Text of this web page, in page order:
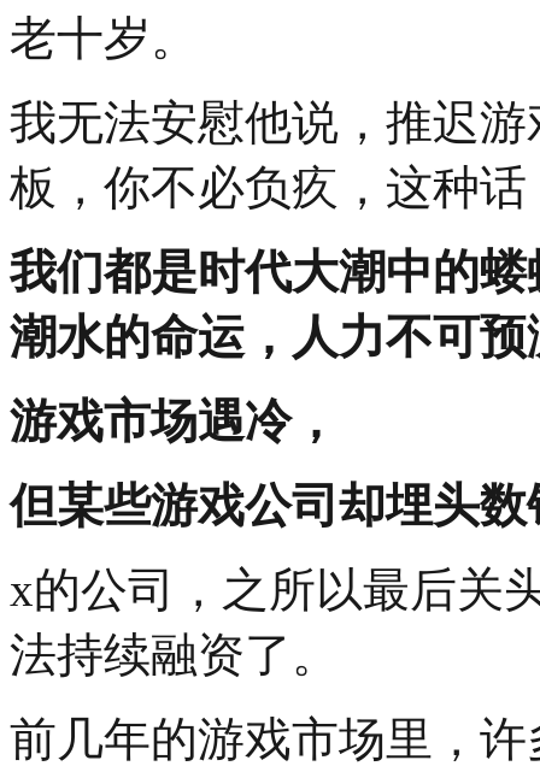
老十岁。
我无法安慰他说，推迟
板，你不必负疚，这种
我们都是时代大潮中的
潮水的命运，人力不可
游戏市场遇冷，
但某些游戏公司却埋头数
x的公司，之所以最后关
法持续融资了。
前几年的游戏市场里，